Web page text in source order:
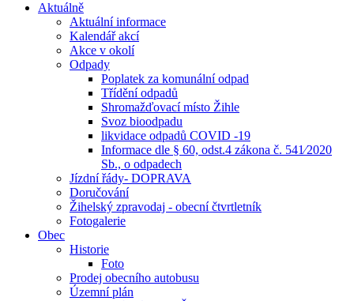
Aktuálně
Aktuální informace
Kalendář akcí
Akce v okolí
Odpady
Poplatek za komunální odpad
Třídění odpadů
Shromažďovací místo Žihle
Svoz bioodpadu
likvidace odpadů COVID -19
Informace dle § 60, odst.4 zákona č. 541⁄2020
Sb., o odpadech
Jízdní řády- DOPRAVA
Doručování
Žihelský zpravodaj - obecní čtvrtletník
Fotogalerie
Obec
Historie
Foto
Prodej obecního autobusu
Územní plán